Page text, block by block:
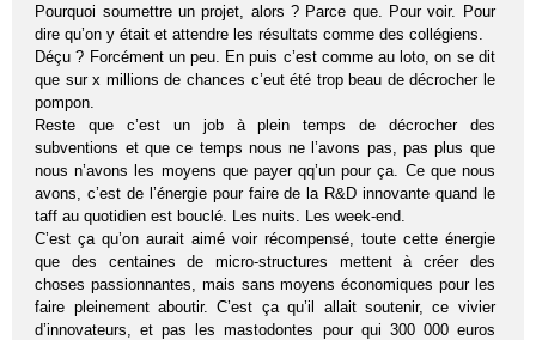
Pourquoi soumettre un projet, alors ? Parce que. Pour voir. Pour
dire qu’on y était et attendre les résultats comme des collégiens.
Déçu ? Forcément un peu. En puis c’est comme au loto, on se dit
que sur x millions de chances c’eut été trop beau de décrocher le
pompon.
Reste que c’est un job à plein temps de décrocher des
subventions et que ce temps nous ne l’avons pas, pas plus que
nous n’avons les moyens que payer qq’un pour ça. Ce que nous
avons, c’est de l’énergie pour faire de la R&D innovante quand le
taff au quotidien est bouclé. Les nuits. Les week-end.
C’est ça qu’on aurait aimé voir récompensé, toute cette énergie
que des centaines de micro-structures mettent à créer des
choses passionnantes, mais sans moyens économiques pour les
faire pleinement aboutir. C’est ça qu’il allait soutenir, ce vivier
d’innovateurs, et pas les mastodontes pour qui 300 000 euros